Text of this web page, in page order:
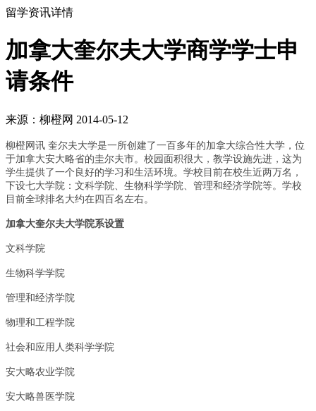
留学资讯详情
加拿大奎尔夫大学商学学士申
请条件
来源：柳橙网 2014-05-12
柳橙网讯 奎尔夫大学是一所创建了一百多年的加拿大综合性大学，位
于加拿大安大略省的圭尔夫市。校园面积很大，教学设施先进，这为
学生提供了一个良好的学习和生活环境。学校目前在校生近两万名，
下设七大学院：文科学院、生物科学学院、管理和经济学院等。学校
目前全球排名大约在四百名左右。
加拿大奎尔夫大学院系设置
文科学院
生物科学学院
管理和经济学院
物理和工程学院
社会和应用人类科学学院
安大略农业学院
安大略兽医学院